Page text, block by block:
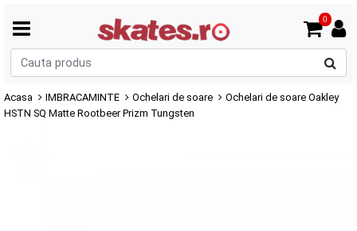
0
Acasa IMBRACAMINTE Ochelari de soare
Ochelari de soare Oakley
HSTN SQ Matte Rootbeer Prizm Tungsten